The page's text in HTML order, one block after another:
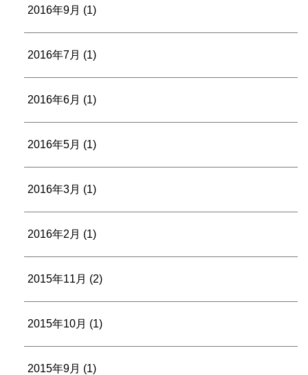
2016年9月 (1)
2016年7月 (1)
2016年6月 (1)
2016年5月 (1)
2016年3月 (1)
2016年2月 (1)
2015年11月 (2)
2015年10月 (1)
2015年9月 (1)